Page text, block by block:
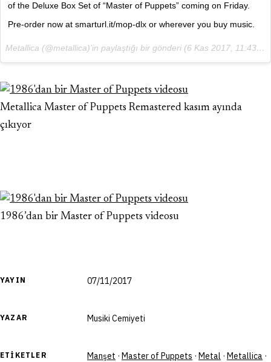
YAYIN 07/11/2017
YAZAR Musiki Cemiyeti
ETIKETLER Manşet · Master of Puppets · Metal · Metallica ·
of the Deluxe Box Set of “Master of Puppets” coming on Friday.
Pre-order now at smarturl.it/mop-dlx or wherever you buy music.
Metallica (@metallica)’in paylaştığı bir gönderi (6 Kas 2017, 11:43 PST
Metallica Master of Puppets Remastered kasım ayında
çıkıyor
1986’dan bir Master of Puppets videosu